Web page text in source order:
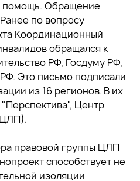
помощь. Обращение
по вопросу
Координационный
обращался к
РФ, Госдуму РФ,
Это письмо подписали
из 16 регионов. В их
Центр
правовой группы ЦЛП
способствует не
изоляции